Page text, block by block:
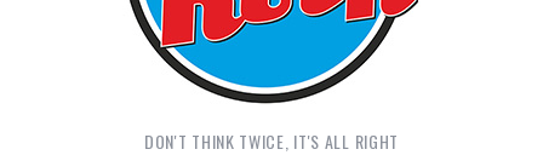
DON'T THINK TWICE, IT'S ALL RIGHT